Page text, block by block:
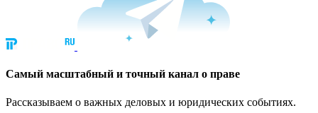
Cамый масштабный и точный канал о праве
Рассказываем о важных деловых и юридических событиях.